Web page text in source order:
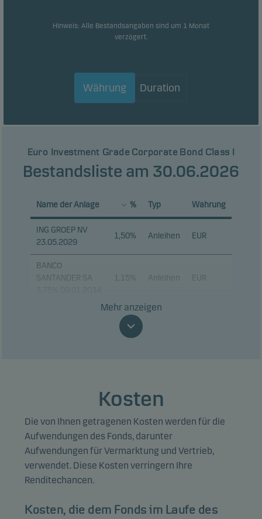
Hinweis: Alle Bestandsangaben sind um 1 Monat
verzögert.
Währung Duration
Euro Investment Grade Corporate Bond Class I
Bestandsliste am 30.06.2026
Name der Anlage % Typ Währung
ING GROEP NV
23.05.2029
1,50% Anleihen EUR
BANCO
SANTANDER SA
1,15% Anleihen EUR
1,03%
CHASE & CO
18.02.2032
0,90% Anleihen EUR
UNICREDIT SPA
05.07.2029
0,88% Anleihen
08.03.2033
Mehr anzeigen
Kosten
Die von Ihnen getragenen Kosten werden für die
Aufwendungen des Fonds, darunter
Aufwendungen für Vermarktung und Vertrieb,
verwendet. Diese Kosten verringern Ihre
Renditechancen.
Kosten, die dem Fonds im Laufe des